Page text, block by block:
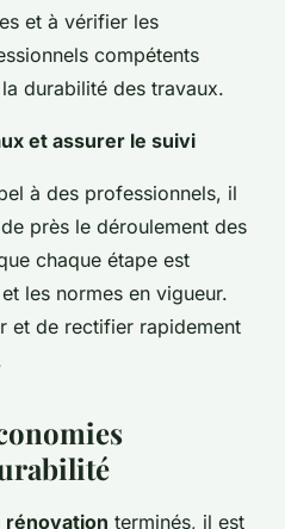
et à vérifier les
compétents
durabilité des travaux.
et assurer le suivi
à des professionnels, il
près le déroulement des
chaque étape est
les normes en vigueur.
et de rectifier rapidement
rénovation terminés, il est